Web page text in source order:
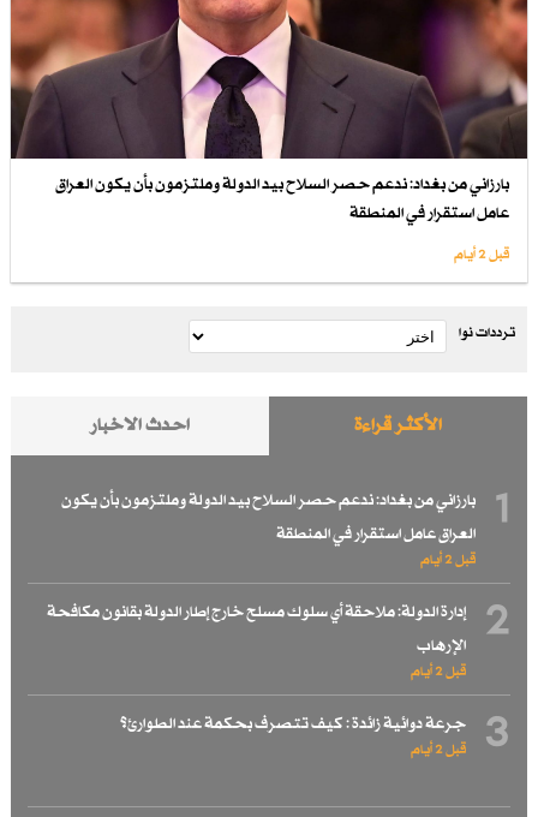
بارزاني من بغداد: ندعم حصر السلاح بيد الدولة وملتزمون بأن يكون العراق
عامل استقرار في المنطقة
قبل 2 أيام
ترددات نوا
الأكثر قراءة احدث الاخبار
1
بارزاني من بغداد: ندعم حصر السلاح بيد الدولة وملتزمون بأن يكون
العراق عامل استقرار في المنطقة
قبل 2 أيام
2
إدارة الدولة: ملاحقة أي سلوك مسلح خارج إطار الدولة بقانون مكافحة
الإرهاب
قبل 2 أيام
3 جرعة دوائية زائدة : كيف تتصرف بحكمة عند الطوارئ؟
قبل 2 أيام